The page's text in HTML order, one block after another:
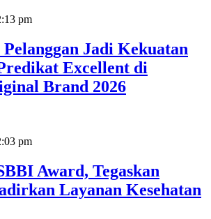
pm
Jadi Kekuatan
Excellent di
Brand 2026
pm
Award, Tegaskan
Layanan Kesehatan